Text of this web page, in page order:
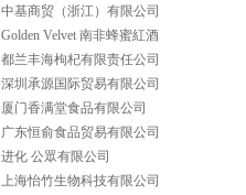
中基商贸（浙江）有限公司
Golden Velvet 南非蜂蜜紅酒
都兰丰海枸杞有限责任公司
深圳承源国际贸易有限公司
厦门香满堂食品有限公司
广东恒俞食品贸易有限公司
进化 公眾有限公司
上海怡竹生物科技有限公司